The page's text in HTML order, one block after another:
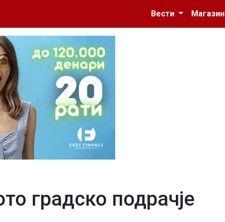
Вести
Магазин
градско подрачје